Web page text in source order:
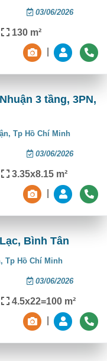
03/06/2026
130 m²
3 tầng, 3PN,
Tp Hồ Chí Minh
03/06/2026
3.35x8.15 m²
Bình Tân
Tp Hồ Chí Minh
03/06/2026
4.5x22=100 m²